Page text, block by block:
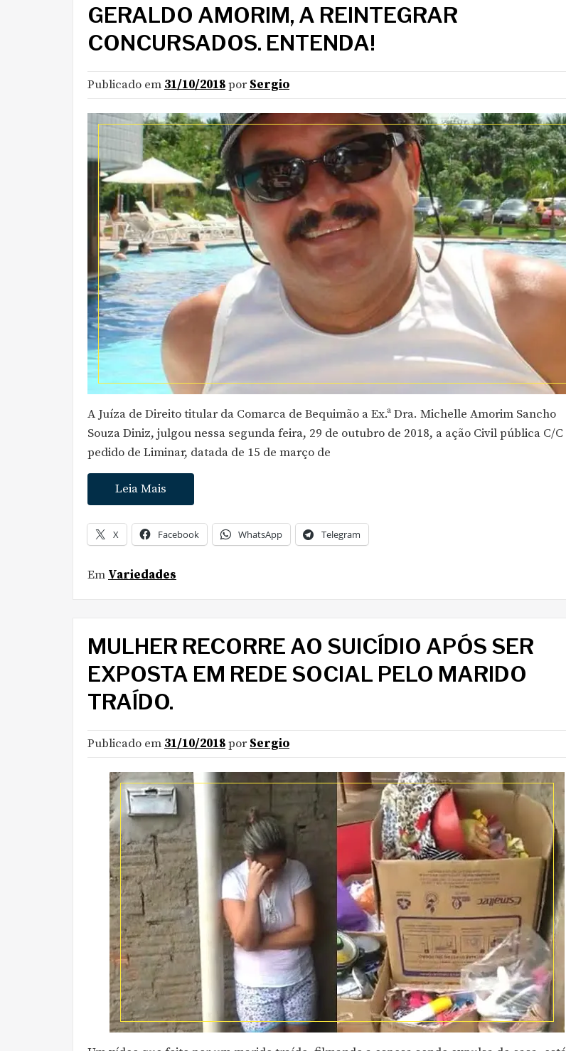
GERALDO AMORIM, A REINTEGRAR
CONCURSADOS. ENTENDA!
Publicado em 31/10/2018por Sergio
A Juíza de Direito titular da Comarca de Bequimão a Ex.ª Dra. Michelle Amorim Sancho
Souza Diniz, julgou nessa segunda feira, 29 de outubro de 2018, a ação Civil pública C/C
pedido de Liminar, datada de 15 de março de
Leia Mais
X Facebook WhatsApp Telegram
Em Variedades
MULHER RECORRE AO SUICÍDIO APÓS SER
EXPOSTA EM REDE SOCIAL PELO MARIDO
TRAÍDO.
Publicado em 31/10/2018por Sergio